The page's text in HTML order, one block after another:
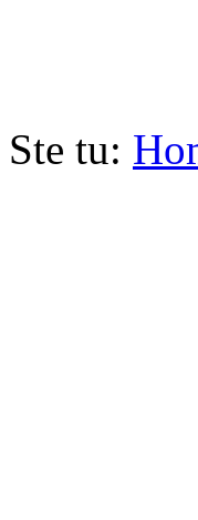
Ste tu: